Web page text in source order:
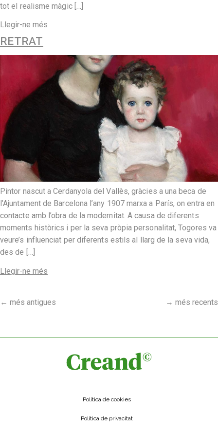
tot el realisme màgic […]
Llegir-ne més
RETRAT
Pintor nascut a Cerdanyola del Vallès, gràcies a una beca de
l’Ajuntament de Barcelona l’any 1907 marxa a París, on entra en
contacte amb l’obra de la modernitat. A causa de diferents
moments històrics i per la seva pròpia personalitat, Togores va
veure’s influenciat per diferents estils al llarg de la seva vida,
des de […]
Llegir-ne més
← més antigues → més recents
Política de cookies
Política de privacitat